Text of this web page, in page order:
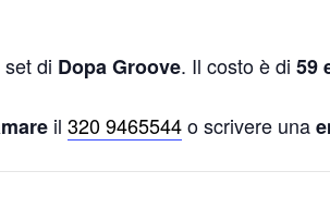
di Dopa Groove. Il costo è di 59
il 320 9465544o scrivere una